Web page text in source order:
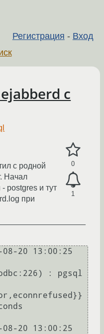
Регистрация - Вход
c
0
1
с родной
Начал
postgres и тут
при
08-20 13:00:25
: pgsql
08-20 13:00:25